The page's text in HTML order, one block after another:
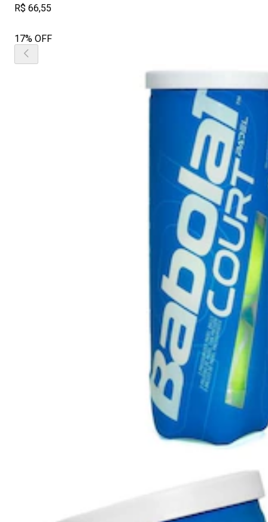
R$ 66,55
17% OFF